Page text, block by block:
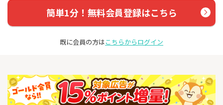
簡単1分！無料会員登録はこちら
既に会員の方はこちらからログイン